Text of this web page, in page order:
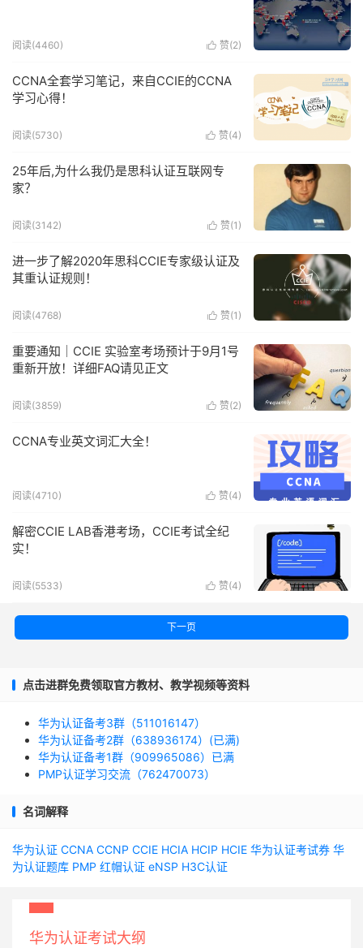
 赞(2)
阅读(4460)
CCNA全套学习笔记，来自CCIE的CCNA
学习心得！
 赞(4)
阅读(5730)
25年后,为什么我仍是思科认证互联网专
家？
 赞(1 )
阅读(3142)
进一步了解2020年思科CCIE专家级认证及
其重认证规则！
 赞(1 )
阅读(4768)
重要通知｜CCIE 实验室考场预计于9月1号
重新开放！详细FAQ请见正文
 赞(2)
阅读(3859)
CCNA专业英文词汇大全！
 赞(4)
阅读(4710)
解密CCIE LAB香港考场，CCIE考试全纪
实！
 赞(4)
阅读(5533)
下一页
点击进群免费领取官方教材、教学视频等资料
华为认证备考3群（511016147）
华为认证备考2群（638936174）(已满)
华为认证备考1群（909965086）已满
PMP认证学习交流（762470073）
名词解释
华为认证 CCNA CCNP CCIE HCIA HCIP HCIE 华为认证考试券 华
为认证题库 PMP 红帽认证 eNSP H3C认证
华为认证考试大纲